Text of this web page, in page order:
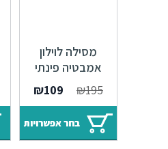
מסילה לוילון
אמבטיה פינתי
90/90 לבן או ניקל₪195
₪109
בחר אפשרויות